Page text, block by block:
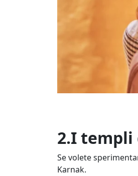
2.I templi
Se volete
Karnak.